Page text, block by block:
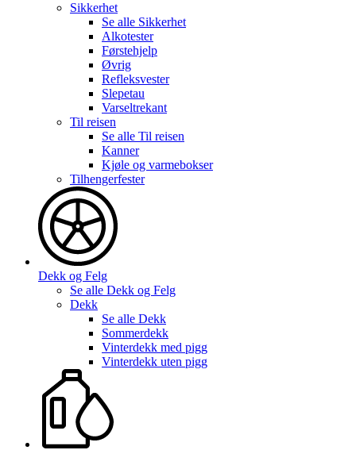
Sikkerhet
Se alle Sikkerhet
Alkotester
Førstehjelp
Øvrig
Refleksvester
Slepetau
Varseltrekant
Til reisen
Se alle Til reisen
Kanner
Kjøle og varmebokser
Tilhengerfester
Dekk og Felg
Se alle Dekk og Felg
Dekk
Se alle Dekk
Sommerdekk
Vinterdekk med pigg
Vinterdekk uten pigg